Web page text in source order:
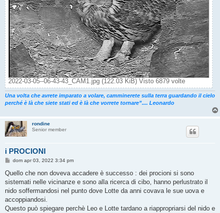
2022-03-05--06-43-43_CAM1.jpg (122.03 KiB) Visto 6879 volte
Una volta che avrete imparato a volare, camminerete sulla terra guardando il cielo
perché è là che siete stati ed è là che vorrete tornare”.... Leonardo
rondine
Senior member
i PROCIONI
M
s
a
g
i
o
dom apr 03, 2022 3:34 pm
Quello che non doveva accadere è successo : dei procioni si sono
sistemati nelle vicinanze e sono alla ricerca di cibo, hanno perlustrato il
nido soffermandosi nel punto dove Lotte da anni covava le sue uova e
accoppiandosi.
Questo può spiegare perchè Leo e Lotte tardano a riappropriarsi del nido e